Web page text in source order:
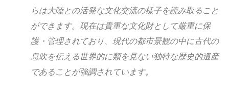
らは大陸との活発な文化交流の様子を読み取ること
ができます。現在は貴重な文化財として厳重に保
護・管理されており、現代の都市景観の中に古代の
息吹を伝える世界的に類を見ない独特な歴史的遺産
であることが強調されています。